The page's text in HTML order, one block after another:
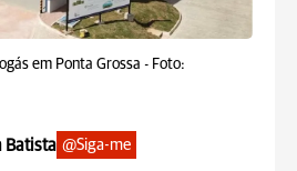
em Ponta Grossa - Foto:
Batista @Siga-me